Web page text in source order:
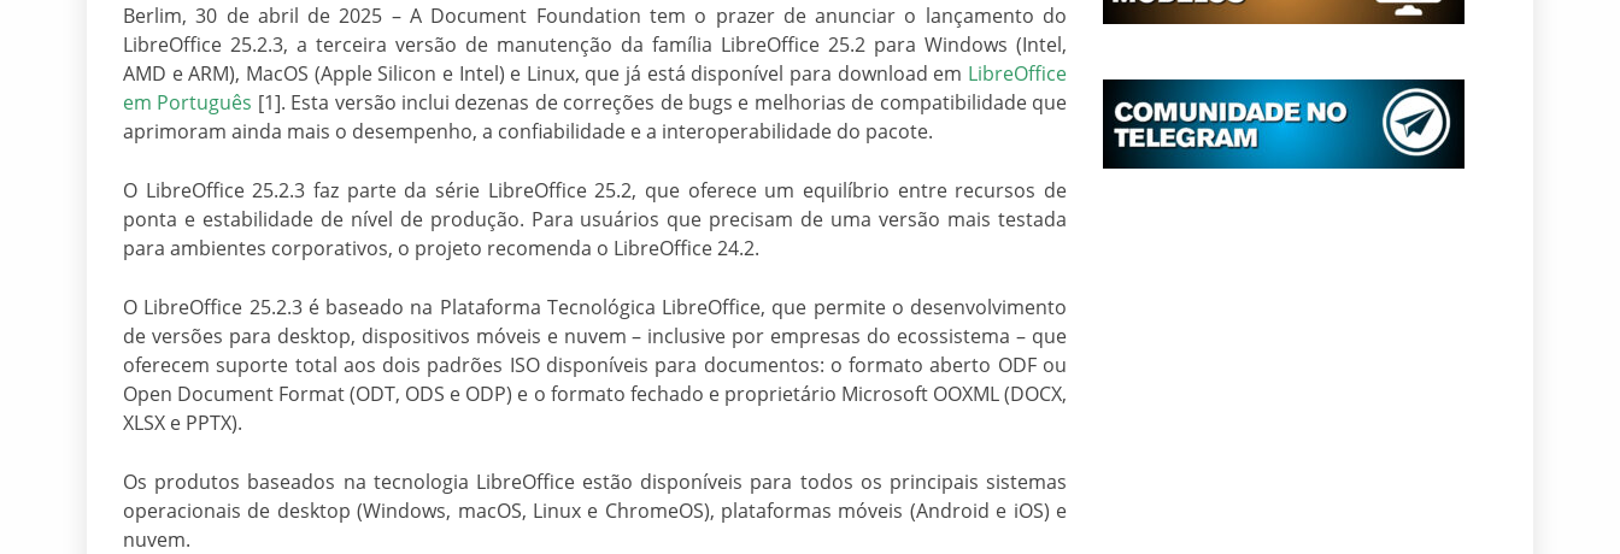
Berlim, 30 de abril de 2025 – A Document Foundation tem o prazer de anunciar o lançamento do
LibreOffice 25.2.3, a terceira versão de manutenção da família LibreOffice 25.2 para Windows (Intel,
AMD e ARM), MacOS (Apple Silicon e Intel) e Linux, que já está disponível para download em LibreOffice
em Português [1]. Esta versão inclui dezenas de correções de bugs e melhorias de compatibilidade que
aprimoram ainda mais o desempenho, a confiabilidade e a interoperabilidade do pacote.
O LibreOffice 25.2.3 faz parte da série LibreOffice 25.2, que oferece um equilíbrio entre recursos de
ponta e estabilidade de nível de produção. Para usuários que precisam de uma versão mais testada
para ambientes corporativos, o projeto recomenda o LibreOffice 24.2.
O LibreOffice 25.2.3 é baseado na Plataforma Tecnológica LibreOffice, que permite o desenvolvimento
de versões para desktop, dispositivos móveis e nuvem – inclusive por empresas do ecossistema – que
oferecem suporte total aos dois padrões ISO disponíveis para documentos: o formato aberto ODF ou
Open Document Format (ODT, ODS e ODP) e o formato fechado e proprietário Microsoft OOXML (DOCX,
XLSX e PPTX).
Os produtos baseados na tecnologia LibreOffice estão disponíveis para todos os principais sistemas
operacionais de desktop (Windows, macOS, Linux e ChromeOS), plataformas móveis (Android e iOS) e
nuvem.